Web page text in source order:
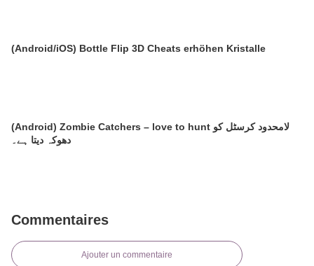
(Android/iOS) Bottle Flip 3D Cheats erhöhen Kristalle
(Android) Zombie Catchers – love to hunt لامحدود کرسٹل کو
دھوکہ دیتا ہے۔
Commentaires
Ajouter un commentaire